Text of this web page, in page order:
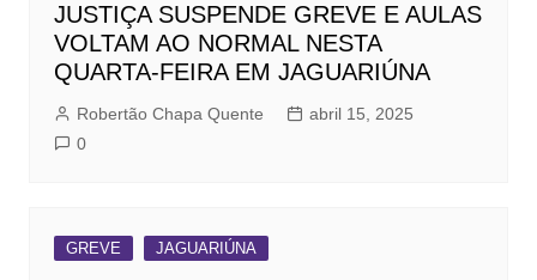
JUSTIÇA SUSPENDE GREVE E AULAS
VOLTAM AO NORMAL NESTA
QUARTA-FEIRA EM JAGUARIÚNA
Robertão Chapa Quente
abril 15, 2025
0
GREVE JAGUARIÚNA